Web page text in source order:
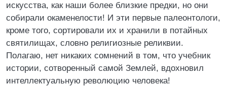
искусства, как наши более близкие предки, но они
собирали окаменелости! И эти первые палеонтологи,
кроме того, сортировали их и хранили в потайных
святилищах, словно религиозные реликвии.
Полагаю, нет никаких сомнений в том, что учебник
истории, сотворенный самой Землей, вдохновил
интеллектуальную революцию человека!